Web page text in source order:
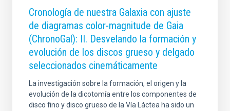
Cronología de nuestra Galaxia con ajuste
de diagramas color-magnitude de Gaia
(ChronoGal): II. Desvelando la formación y
evolución de los discos grueso y delgado
seleccionados cinemáticamente
La investigación sobre la formación, el origen y la
evolución de la dicotomía entre los componentes de
disco fino y disco grueso de la Vía Láctea ha sido un